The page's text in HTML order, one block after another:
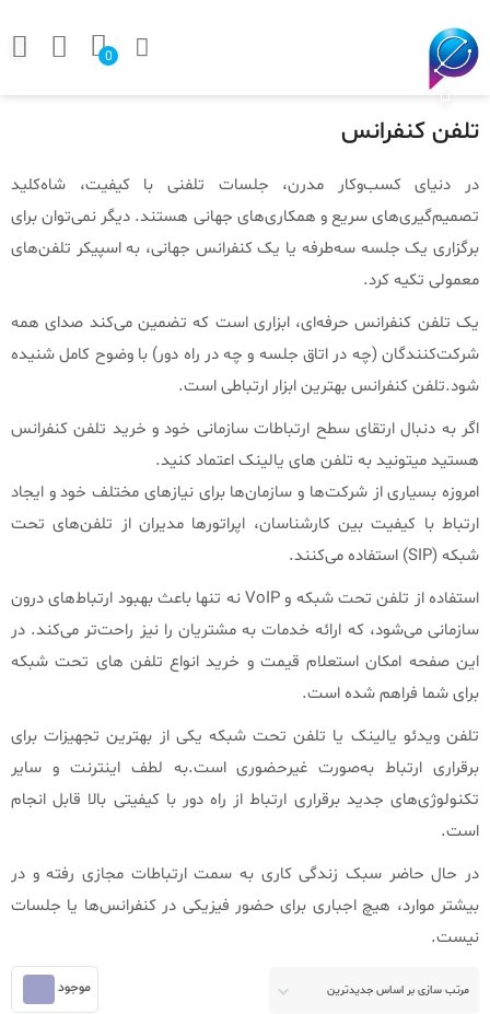
0
تلفن کنفرانس
در دنیای کسب‌وکار مدرن، جلسات تلفنی با کیفیت، شاه‌کلید
تصمیم‌گیری‌های سریع و همکاری‌های جهانی هستند. دیگر نمی‌توان برای
برگزاری یک جلسه سه‌طرفه یا یک کنفرانس جهانی، به اسپیکر تلفن‌های
معمولی تکیه کرد.
یک تلفن کنفرانس حرفه‌ای، ابزاری است که تضمین می‌کند صدای همه
شرکت‌کنندگان (چه در اتاق جلسه و چه در راه دور) با وضوح کامل شنیده
شود.تلفن کنفرانس بهترین ابزار ارتباطی است.
اگر به دنبال ارتقای سطح ارتباطات سازمانی خود و خرید تلفن کنفرانس
هستید میتونید به تلفن های یالینک اعتماد کنید.
امروزه بسیاری از شرکت‌ها و سازمان‌ها برای نیازهای مختلف خود و ایجاد
ارتباط با کیفیت بین کارشناسان، اپراتورها مدیران از تلفن‌های تحت
شبکه (SIP) استفاده می‌کنند.
استفاده از تلفن تحت شبکه و VoIP نه تنها باعث بهبود ارتباط‌های درون
سازمانی می‌شود، که ارائه خدمات به مشتریان را نیز راحت‌تر می‌کند. در
این صفحه امکان استعلام قیمت و خرید انواع تلفن های تحت شبکه
برای شما فراهم شده است.
تلفن ویدئو یالینک یا تلفن تحت شبکه یکی از بهترین تجهیزات برای
برقراری ارتباط به‌صورت غیرحضوری است.به لطف اینترنت و سایر
تکنولوژی‌های جدید برقراری ارتباط از راه دور با کیفیتی بالا قابل انجام
است.
در حال حاضر سبک زندگی کاری به سمت ارتباطات مجازی رفته و در
بیشتر موارد، هیچ اجباری برای حضور فیزیکی در کنفرانس‌ها یا جلسات
نیست.